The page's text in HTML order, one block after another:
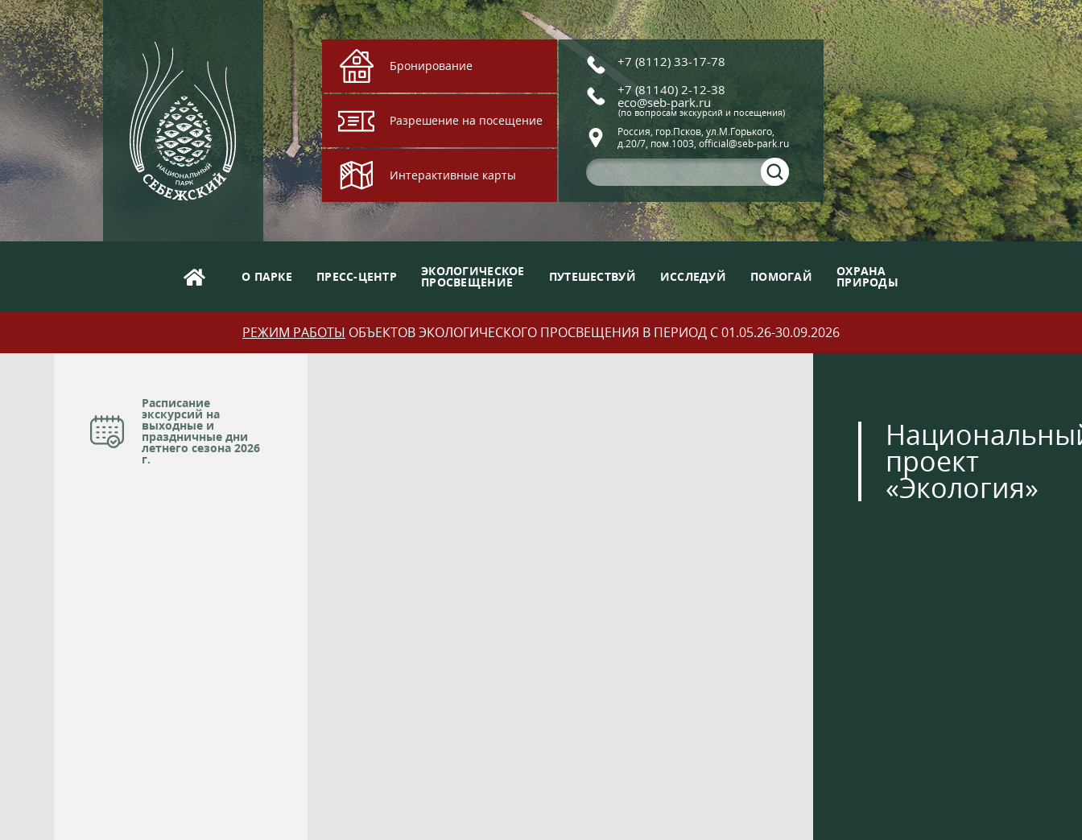
Бронирование
Разрешение на посещение
Интерактивные карты
+7 (8112) 33-17-78
+7 (81140) 2-12-38
eco@seb-park.ru
(по вопросам экскурсий и посещения)
Россия, гор.Псков, ул.М.Горького,
д.20/7, пом.1003, official@seb-park.ru
О ПАРКЕ ПРЕСС-ЦЕНТР ЭКОЛОГИЧЕСКОЕ
ПРОСВЕЩЕНИЕ ПУТЕШЕСТВУЙ ИССЛЕДУЙ ПОМОГАЙ ОХРАНА
ПРИРОДЫ
РЕЖИМ РАБОТЫ ОБЪЕКТОВ ЭКОЛОГИЧЕСКОГО ПРОСВЕЩЕНИЯ В ПЕРИОД С 01.05.26-30.09.2026
Расписание
экскурсий на
выходные и
праздничные дни
летнего сезона 2026
г. проект
«Экология»